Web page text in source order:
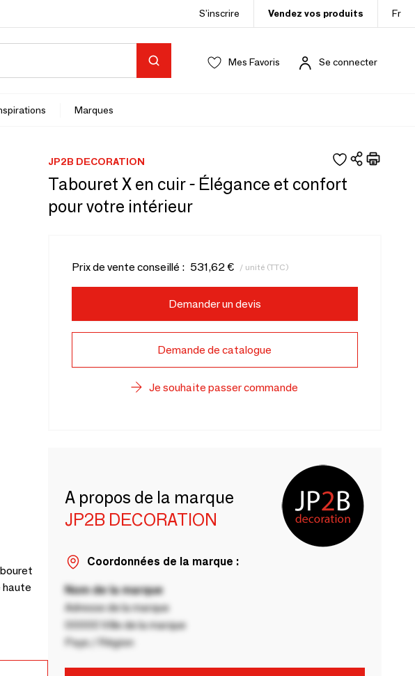
S’inscrire Vendez vos produits Fr
Mes Favoris Se connecter
Marques
haute
JP2B DECORATION
Tabouret X en cuir - Élégance et confort
pour votre intérieur
Prix de vente conseillé : 531,62 € / unité (TTC)
Demander un devis
Demande de catalogue
Je souhaite passer commande
A propos de la marque
JP2B DECORATION
Coordonnées de la marque :
Nom de la marque
Adresse de la marque
00000 Ville de la marque
Pays / Région